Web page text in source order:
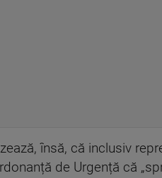
însă, că inclusiv
de Urgență că